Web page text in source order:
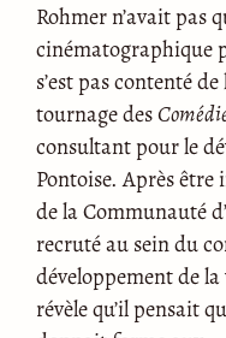
Rohmer n’avait pas
cinématographique
s’est pas contenté
tournage des
consultant pour le
Pontoise. Après être
de la Communauté
recruté au sein du
développement de
révèle qu’il pensait